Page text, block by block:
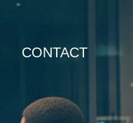
CONTACT